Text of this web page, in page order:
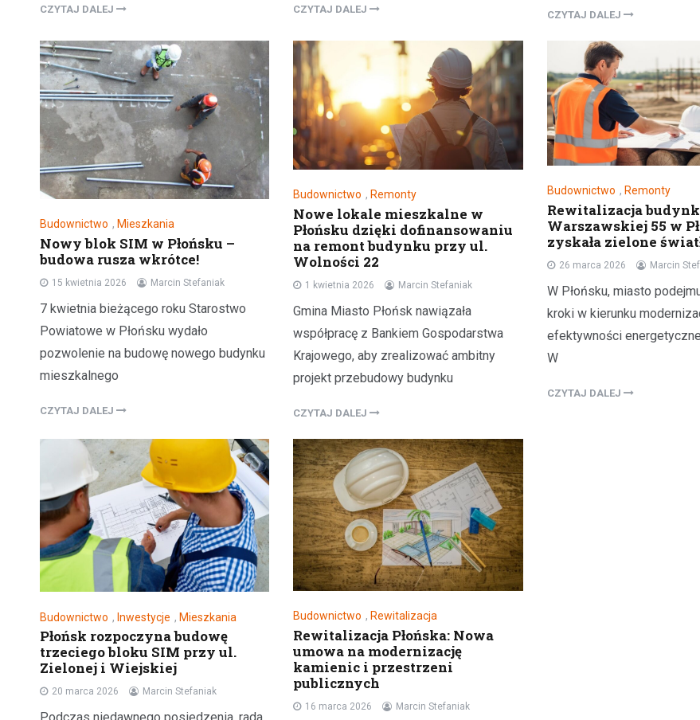
CZYTAJ DALEJ CZYTAJ DALEJ CZYTAJ DALEJ
Budownictwo , Mieszkania
Nowy blok SIM w Płońsku –
budowa rusza wkrótce!
15 kwietnia 2026 Marcin Stefaniak
7 kwietnia bieżącego roku Starostwo
Powiatowe w Płońsku wydało
pozwolenie na budowę nowego budynku
mieszkalnego
CZYTAJ DALEJ
Budownictwo , Remonty
Nowe lokale mieszkalne w
Płońsku dzięki dofinansowaniu
na remont budynku przy ul.
Wolności 22
1 kwietnia 2026 Marcin Stefaniak
Gmina Miasto Płońsk nawiązała
współpracę z Bankiem Gospodarstwa
Krajowego, aby zrealizować ambitny
projekt przebudowy budynku
CZYTAJ DALEJ
Budownictwo , Remonty
Rewitalizacja
Warszawskiej 55 w
zyskała zielone
26 marca 2026 Marcin
W Płońsku, miasto
kroki w kierunku
efektywności
W
CZYTAJ DALEJ
Budownictwo , Inwestycje , Mieszkania
Płońsk rozpoczyna budowę
trzeciego bloku SIM przy ul.
Zielonej i Wiejskiej
20 marca 2026 Marcin Stefaniak
Budownictwo , Rewitalizacja
Rewitalizacja Płońska: Nowa
umowa na modernizację
kamienic i przestrzeni
publicznych
16 marca 2026 Marcin Stefaniak